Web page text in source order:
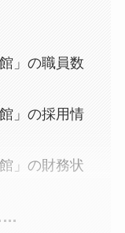
」の職員数
」の採用情
」の財務状